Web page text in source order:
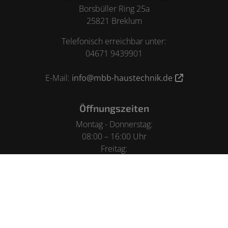
Borsbüller Ring 25a
25821 Breklum
Telefonisch erreichbar unter:
04671 9439901
E-Mail: info@mbb-haustechnik.de
Öffnungszeiten
Montag - Donnerstag:
08:00 – 16:00 Uhr
Freitag: